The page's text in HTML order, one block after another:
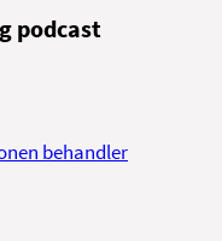
podcast
behandler